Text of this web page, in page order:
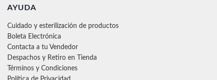
AYUDA
Cuidado y esterilización de productos
Boleta Electrónica
Contacta a tu Vendedor
Despachos y Retiro en Tienda
Términos y Condiciones